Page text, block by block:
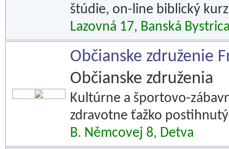
štúdie, on-line biblický
Lazovná 17, Banská
Občianske združenie
Občianske združenia
Kultúrne a športovo-
zdravotne ťažko
B. Němcovej 8, Detva